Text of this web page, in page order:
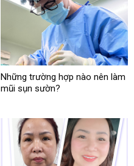
Những trường hợp nào nên làm
mũi sụn sườn?